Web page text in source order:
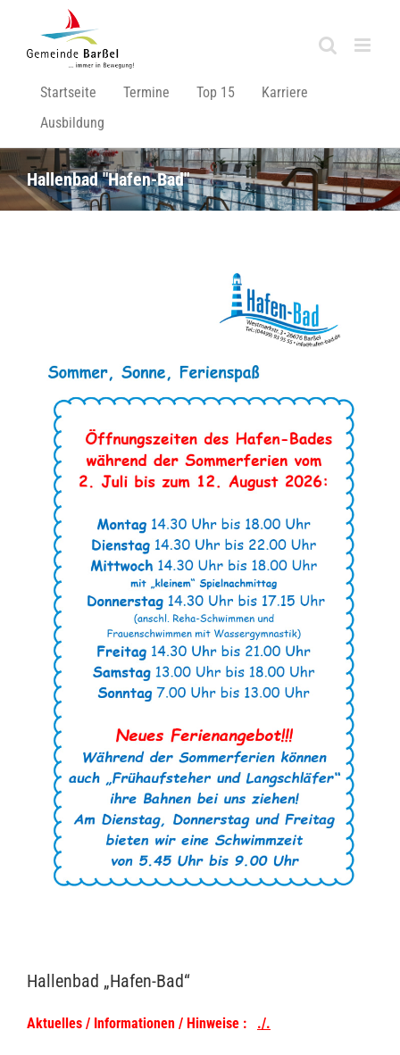
springen
Startseite Termine Top 15
Karriere
Ausbildung
Hallenbad "Hafen-Bad"
Hallenbad „Hafen-Bad“
Aktuelles / Informationen / Hinweise : ./.